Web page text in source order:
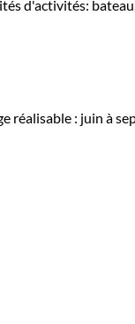
d'activités:
réalisable : juin à